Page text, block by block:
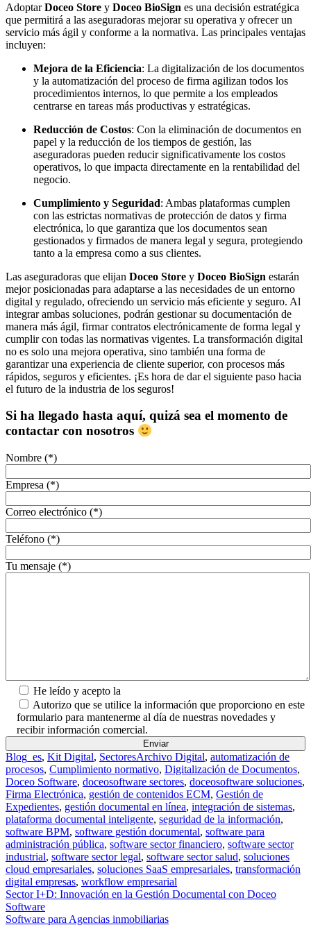
AdoptarDoceo Store y Doceo BioSign es una decisión estratégica
que permitirá a las aseguradoras mejorar su operativa y ofrecer un
servicio más ágil y conforme a la normativa. Las principales ventajas
incluyen:
Mejora de la Eficiencia: La digitalización de los documentos
y la automatización del proceso de firma agilizan todos los
procedimientos internos, lo que permite a los empleados
centrarse en tareas más productivas y estratégicas.
Reducción de Costos: Con la eliminación de documentos en
papel y la reducción de los tiempos de gestión, las
aseguradoras pueden reducir significativamente los costos
operativos, lo que impacta directamente en la rentabilidad del
negocio.
Cumplimiento y Seguridad: Ambas plataformas cumplen
con las estrictas normativas de protección de datos y firma
electrónica, lo que garantiza que los documentos sean
gestionados y firmados de manera legal y segura, protegiendo
tanto a la empresa como a sus clientes.
Las aseguradoras que elijan Doceo Store y Doceo BioSign estarán
mejor posicionadas para adaptarse a las necesidades de un entorno
digital y regulado, ofreciendo un servicio más eficiente y seguro. Al
integrar ambas soluciones, podrán gestionar su documentación de
manera más ágil, firmar contratos electrónicamente de forma legal y
cumplir con todas las normativas vigentes. La transformación digital
no es solo una mejora operativa, sino también una forma de
garantizar una experiencia de cliente superior, con procesos más
rápidos, seguros y eficientes. ¡Es hora de dar el siguiente paso hacia
el futuro de la industria de los seguros!
Si ha llegado hasta aquí, quizá sea el momento de
contactar con nosotros
Nombre (*)
Empresa (*)
Correo electrónico (*)
Teléfono (*)
Tu mensaje (*)
He leído y acepto la
Autorizo que se utilice la información que proporciono en este
formulario para mantenerme al día de nuestras novedades y
recibir información comercial.
Blog_es, Kit Digital, SectoresArchivo Digital, automatización de
procesos, Cumplimiento normativo, Digitalización de Documentos,
Doceo Software, doceosoftware sectores, doceosoftware soluciones,
Firma Electrónica, gestión de contenidos ECM, Gestión de
Expedientes, gestión documental en línea, integración de sistemas,
plataforma documental inteligente, seguridad de la información,
software BPM, software gestión documental, software para
administración pública, software sector financiero, software sector
industrial, software sector legal, software sector salud, soluciones
cloud empresariales, soluciones SaaS empresariales, transformación
digital empresas, workflow empresarial
Navegación de entradas
Sector I+D: Innovación en la Gestión Documental con Doceo
Software
Software para Agencias inmobiliarias